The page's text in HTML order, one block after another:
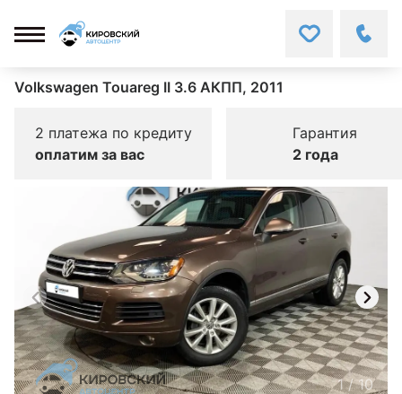
Volkswagen Touareg II 3.6 АКПП, 2011
2 платежа по кредиту
оплатим за вас
Гарантия
2 года
1/10